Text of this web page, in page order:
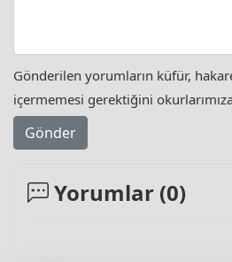
Gönderilen yorumların küfür,
içermemesi gerektiğini
Gönder
Yorumlar (0)